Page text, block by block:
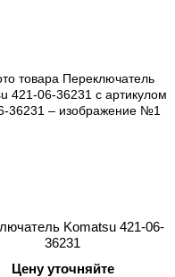
Komatsu 421-06-
36231
Цену уточняйте